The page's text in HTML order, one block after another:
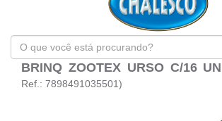
que
você
está
BRINQ ZOOTEX URSO C/16 UN
Ref.: 7898491035501)